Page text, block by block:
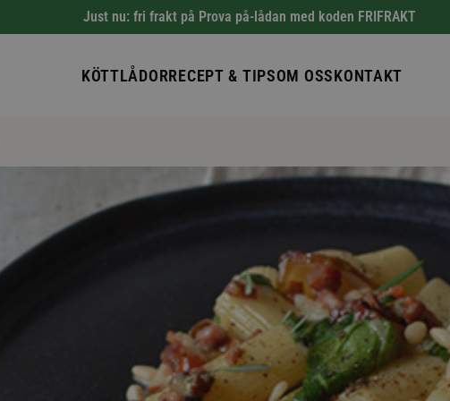
Just nu: fri frakt på Prova på-lådan med koden FRIFRAKT
KÖTTLÅDORRECEPT & TIPSOM OSSKONTAKT